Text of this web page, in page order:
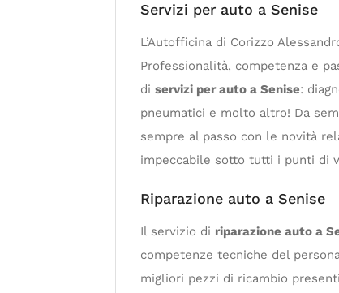
Servizi per auto a Senise
L’Autofficina di Corizzo
Professionalità, competenza e
di servizi per auto a Senise:
pneumatici e molto altro! Da
sempre al passo con le novità
impeccabile sotto tutti i punti di
Riparazione auto a Senise
Il servizio di riparazione auto a
competenze tecniche del
migliori pezzi di ricambio